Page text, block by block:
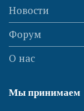
Новости
Форум
О нас
Мы принимаем